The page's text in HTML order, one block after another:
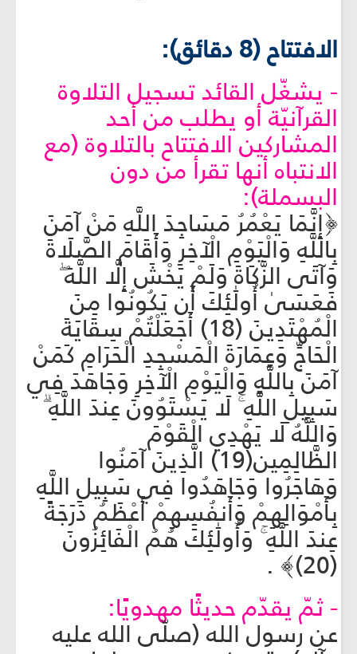
الافتتاح (8 دقائق):
- يشغّل القائد تسجيل التلاوة
القرآنيّة أو يطلب من أحد
المشاركين الافتتاح بالتلاوة (مع
الانتباه أنها تقرأ من دون
البسملة):
﴿إِنَّمَا يَعْمُرُ مَسَاجِدَ اللَّهِ مَنْ آمَنَ
بِاللَّهِ وَالْيَوْمِ الْآخِرِ وَأَقَامَ الصَّلَاةَ
وَآتَى الزَّكَاةَ وَلَمْ يَخْشَ إِلَّا اللَّهَ ۖ
فَعَسَىٰ أُولَٰئِكَ أَن يَكُونُوا مِنَ
الْمُهْتَدِينَ (18) أَجَعَلْتُمْ سِقَايَةَ
الْحَاجِّ وَعِمَارَةَ الْمَسْجِدِ الْحَرَامِ كَمَنْ
آمَنَ بِاللَّهِ وَالْيَوْمِ الْآخِرِ وَجَاهَدَ فِي
سَبِيلِ اللَّهِ ۚ لَا يَسْتَوُونَ عِندَ اللَّهِ ۗ
وَاللَّهُ لَا يَهْدِي الْقَوْمَ
الظَّالِمِين(19) الَّذِينَ آمَنُوا
وَهَاجَرُوا وَجَاهَدُوا فِي سَبِيلِ اللَّهِ
بِأَمْوَالِهِمْ وَأَنفُسِهِمْ أَعْظَمُ دَرَجَةً
عِندَ اللَّهِ ۚ وَأُولَٰئِكَ هُمُ الْفَائِزُونَ
(20)﴾ .
- ثمّ يقدّم حديثًا مهدويًا:
عن رسول الله (صلّى الله عليه